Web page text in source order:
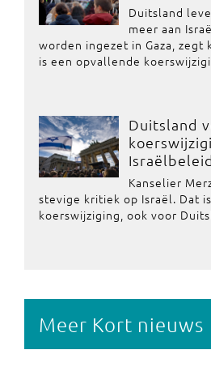
Duitsland
meer aan
worden ingezet in Gaza, zegt
is een opvallende
Duitsland
Israëlbeleid
Kanselier
stevige kritiek op Israël. Dat
koerswijziging, ook voor
Meer Kort nieuws